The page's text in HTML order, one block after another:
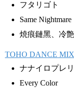
フタリゴト
Same Nightmare
焼痕鏈黑、冷
TOHO DANCE MIX
ナナイロプレ
Every Color